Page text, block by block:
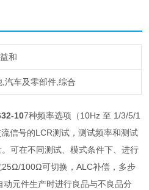
和
,汽车及零部件,综合
107种频率选项（10Hz 至 1/3/5/1
信号的LCR测试，测试频率和测试
可在不同测试、模式条件下、进行
100Ω可切换，ALC补偿，多步
元件生产时进行良品与不良品分